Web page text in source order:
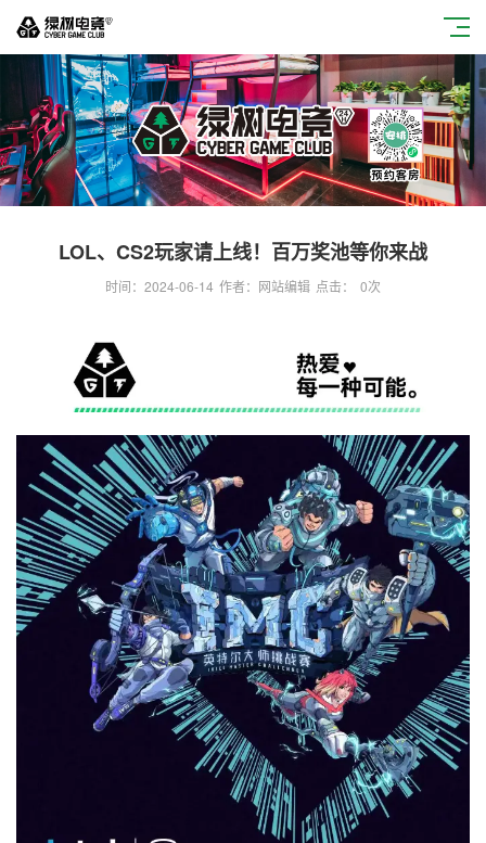
LOL、CS2玩家请上线！百万奖池等你来战
时间：2024-06-14 作者：网站编辑 点击： 0次